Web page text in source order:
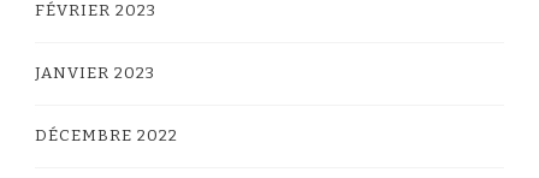
FÉVRIER 2023
JANVIER 2023
DÉCEMBRE 2022